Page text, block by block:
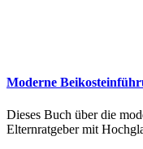
Moderne
Dieses Buch über die
Elternratgeber mit